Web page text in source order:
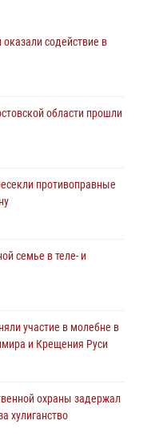
области прошли
охраны задержал
противоправные
прошел в
содействие в
области прошли
противоправные
семье в теле- и
участие в молебне в
и Крещения Руси
охраны задержал
хулиганство